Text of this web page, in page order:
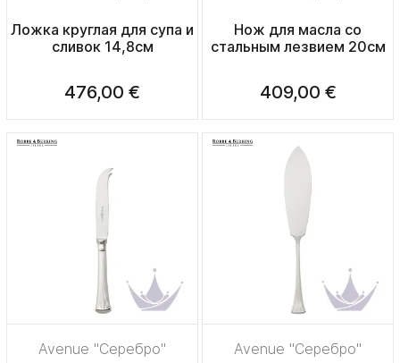
Ложка круглая для супа и
сливок 14,8см
476,00 €
Нож для масла со
стальным лезвием 20см
409,00 €
Avenue "Серебро" Avenue "Серебро"